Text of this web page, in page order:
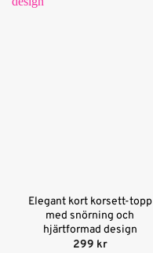
Elegant kort korsett-topp
med snörning och
hjärtformad design
299 kr